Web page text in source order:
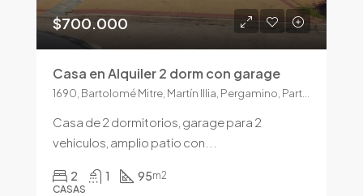
$700.000
Casa en Alquiler 2 dorm con garage
Casa de 2 dormitorios, garage para 2
vehiculos, amplio patio con...
2 1 95m2
CASAS